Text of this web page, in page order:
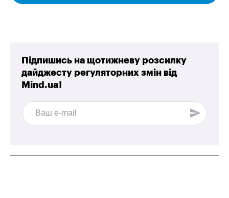
Підпишись на щотижневу розсилку
дайджесту регуляторних змін від
Mind.ua!